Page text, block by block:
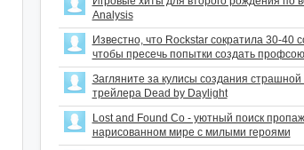
Analysis
Известно, что Rockstar сократила 30-40
чтобы пресечь попытки создать
Загляните за кулисы создания страшной
трейлера Dead by Daylight
Lost and Found Co - уютный поиск
нарисованном мире с милыми героями